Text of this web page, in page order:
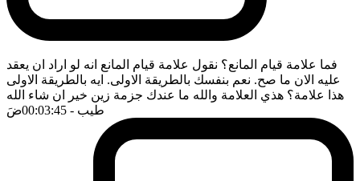
فما علامة قيام المانع؟ نقول علامة قيام المانع انه لو اراد ان يعقد
عليه الان ما صح. نعم بنفسك بالطريقة الاولى. ايه بالطريقة الاولى
هذا علامة؟ هذي العلامة والله ما عندك جزمة زين خير ان شاء الله
طيب - 00:03:45 ضَ